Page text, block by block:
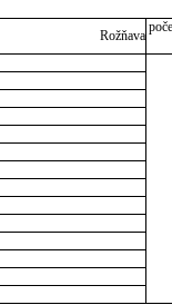
Rožňava